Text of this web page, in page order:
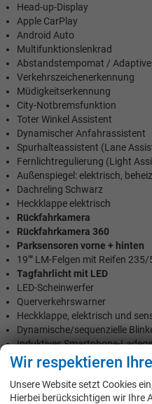
Head-up-Display
Apple CarPlay
Android Auto
Multifunktionslenkrad
Abstandstempomat / Adaptive
Verkehrszeichenerkennung
Müdigkeitserkennung
City-Notbremsfunktion
Toter Winkel Assistent
Dynamischer Anfahrassistent
Spurhalteassistent (Lane
Fernlichtregulierung (Light
Außenspiegel: elektrisch,
Dachreling Schwarz
Heckklappe elektrisch
Rückfahrkamera
Rückfahrkamera 360
Parksensoren vorne + hinten
19"" LM-Felgen mit Reifen 235/
Tagfahrlicht mit LED
LED-Scheinwerfer
Querverkehrswarner
Heckklappe, elektrisch und
Dynamische/sequenzielle
Induktives Smartphone-
Fahrersitz elektrisch
Wir respektieren
Unsere Website setzt Cookies
Hierbei berücksichtigen wir Ihre